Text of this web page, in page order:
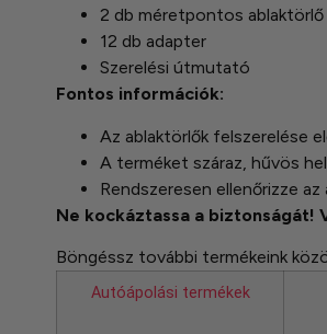
2 db méretpontos ablaktörlő
12 db adapter
Szerelési útmutató
Fontos információk:
Az ablaktörlők felszerelése
A terméket száraz, hűvös
Rendszeresen ellenőrizze
Ne kockáztassa a biztonságát!
Böngéssz további termékeink
Autóápolási termékek